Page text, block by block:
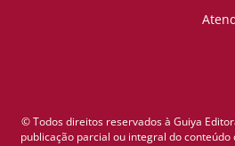
© Todos direitos reservados à Guiya
publicação parcial ou integral do